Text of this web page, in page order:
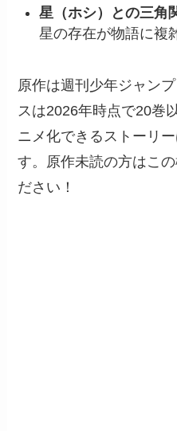
星（ホシ）との三角
星の存在が物語に複
原作は週刊少年ジャン
スは2026年時点で20巻
ニメ化できるストーリ
す。原作未読の方はこ
ださい！